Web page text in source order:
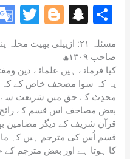
G
o
o
gl
e
Tr
a
n
T
w
itt
er
Bl
o
g
g
er
S
n
a
p
c
h
at
e
مسئلہ ۲۱: ازپیلی بھیت
صاحب ۱۳۰۹ھ
کیا فرماتے ہیں علمائے دین
یہ کہ سوا مصحف خاص کے کہ
محدِث کے حق میں شریعت سے
بعض مصاحف اس قسم کے رائج
قرآن شریف کے دیگر مضامین
قسم اُس کی مترجم ہیں کہ
کا ہوتا ہے اور بعض مترجم